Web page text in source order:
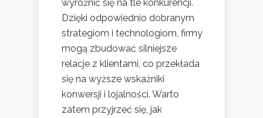
wyróżnić się na tle konkurencji.
Dzięki odpowiednio dobranym
strategiom i technologiom, firmy
mogą zbudować silniejsze
relacje z klientami, co przekłada
się na wyższe wskaźniki
konwersji i lojalności. Warto
zatem przyjrzeć się, jak